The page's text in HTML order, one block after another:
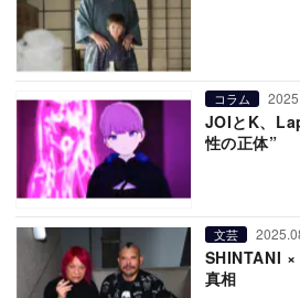
コラム
JOIとK、
性の正体”
文芸
SHINTANI ×
真相